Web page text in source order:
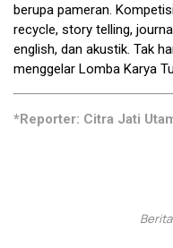
berupa pameran.
recycle, story telling,
english, dan akustik. Tak
menggelar Lomba Karya
*Reporter: Citra Jati